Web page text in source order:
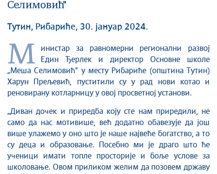
Селимовић"
Тутин, Рибариће, 30. јануар 2024.
М
инистар за равномерни регионални развој
Един Ђерлек и директор Основне школе
„Меша Селимовић" у месту Рибариће (општина Тутин)
Харун Прељевић, пуститили су у рад нови котао и
реновирану котларницу у овој просветној установи.
„Диван дочек и приредба коју сте нам приредили, не
само да нас мотивише, већ додатно обавезује да још
више улажемо у оно што је наше највеће богатство, а то
су деца и образовање. Посебно ми је драго што ће
ученици имати топле просторије и боље услове за
школовање. Овом приликом желим да позовем државу